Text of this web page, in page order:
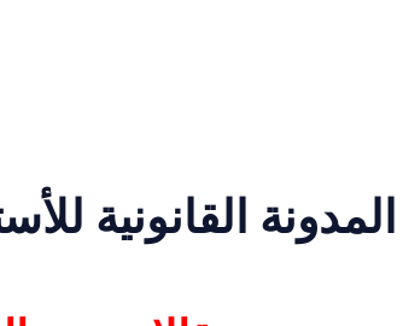
المدونة القانونية